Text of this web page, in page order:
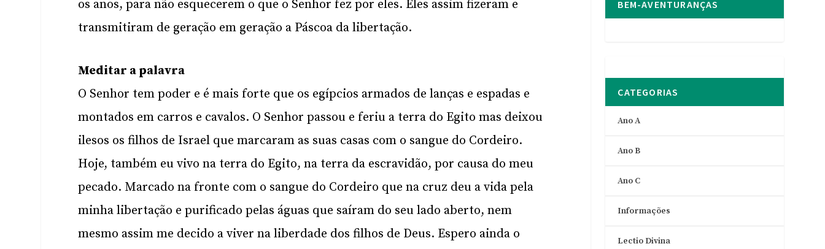
os anos, para não esquecerem o que o Senhor fez por eles. Eles assim fizeram e
transmitiram de geração em geração a Páscoa da libertação.
Meditar a palavra
O Senhor tem poder e é mais forte que os egípcios armados de lanças e espadas e
montados em carros e cavalos. O Senhor passou e feriu a terra do Egito mas deixou
ilesos os filhos de Israel que marcaram as suas casas com o sangue do Cordeiro.
Hoje, também eu vivo na terra do Egito, na terra da escravidão, por causa do meu
pecado. Marcado na fronte com o sangue do Cordeiro que na cruz deu a vida pela
minha libertação e purificado pelas águas que saíram do seu lado aberto, nem
mesmo assim me decido a viver na liberdade dos filhos de Deus. Espero ainda o
BEM-AVENTURANÇAS
CATEGORIAS
Ano A
Ano B
Ano C
Informações
Lectio Divina